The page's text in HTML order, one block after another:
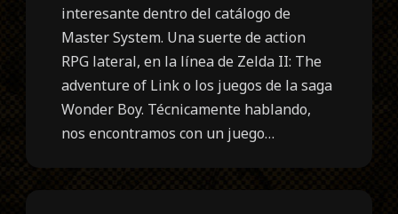
interesante dentro del catálogo de
Master System. Una suerte de action
RPG lateral, en la línea de Zelda II: The
adventure of Link o los juegos de la saga
Wonder Boy. Técnicamente hablando,
nos encontramos con un juego…